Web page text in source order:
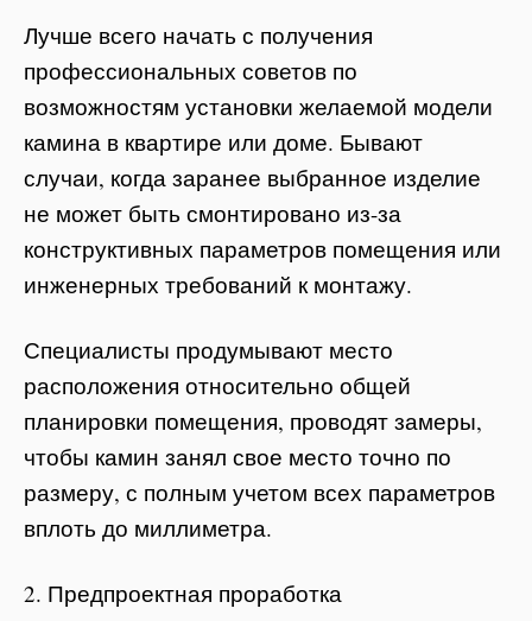
Лучше всего начать с получения
профессиональных советов по
возможностям установки желаемой модели
камина в квартире или доме. Бывают
случаи, когда заранее выбранное изделие
не может быть смонтировано из-за
конструктивных параметров помещения или
инженерных требований к монтажу.
Специалисты продумывают место
расположения относительно общей
планировки помещения, проводят замеры,
чтобы камин занял свое место точно по
размеру, с полным учетом всех параметров
вплоть до миллиметра.
2. Предпроектная проработка